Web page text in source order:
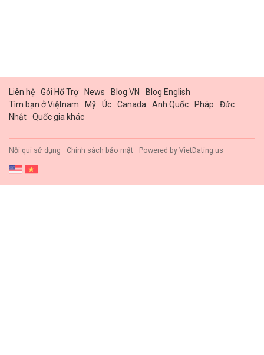
Liên hệ Gói Hổ Trợ News Blog VN
Blog English
Tìm bạn ở Việtnam
Mỹ Úc Canada Anh Quốc Pháp
Đức
Nhật
Quốc gia khác
Nội qui sử dụng Chính sách bảo mật Powered by VietDating.us